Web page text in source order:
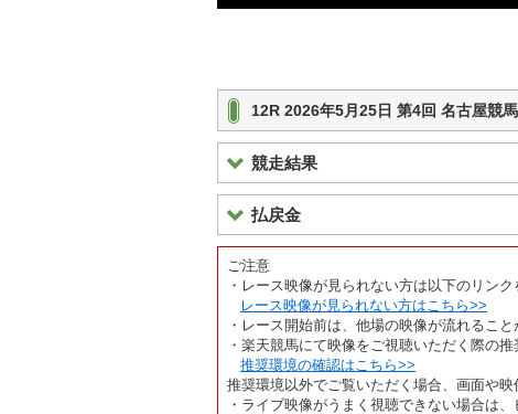
12R 2026年5月25日 第4回 名古屋競
競走結果
払戻金
ご注意
・レース映像が見られない方は以下のリンク
レース映像が見られない方はこちら>>
・レース開始前は、他場の映像が流れること
・楽天競馬にて映像をご視聴いただく際の
推奨環境の確認はこちら>>
推奨環境以外でご覧いただく場合、画面や
・ライブ映像がうまく視聴できない場合は